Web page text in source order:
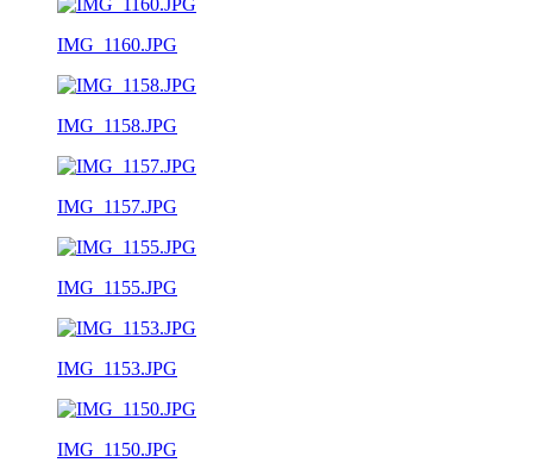
IMG_1160.JPG
IMG_1158.JPG
IMG_1157.JPG
IMG_1155.JPG
IMG_1153.JPG
IMG_1150.JPG